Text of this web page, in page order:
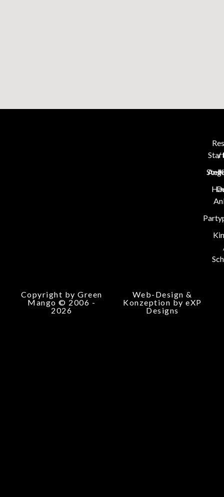
/
Copyright by Green
Mango © 2006 -
2026
Web-Design &
Konzeption by eXP
Designs